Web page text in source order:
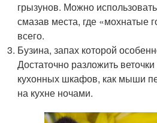
грызунов. Можно
смазав места, где «мохнатые
всего.
Бузина, запах которой
Достаточно разложить
кухонных шкафов, как мыши
на кухне ночами.